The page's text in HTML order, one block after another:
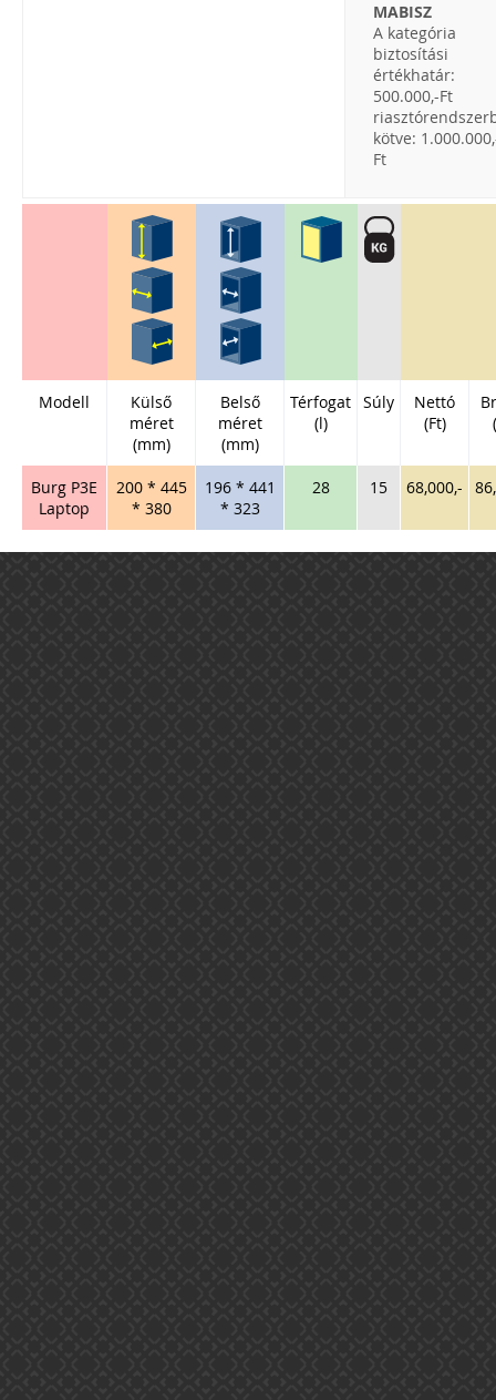
MABISZ
A kategória
biztosítási
értékhatár:
500.000,-Ft
kötve:
Ft
Modell
Külső
méret
(mm)
Belső
méret
(mm)
Térfogat
(l)
Súly
Nettó
(Ft)
Burg P3E
Laptop
200 * 445
* 380
196 * 441
* 323
28 15 68,000,-